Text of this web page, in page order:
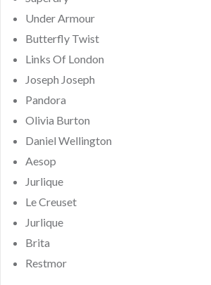
Under Armour
Butterfly Twist
Links Of London
Joseph Joseph
Pandora
Olivia Burton
Daniel Wellington
Aesop
Jurlique
Le Creuset
Jurlique
Brita
Restmor